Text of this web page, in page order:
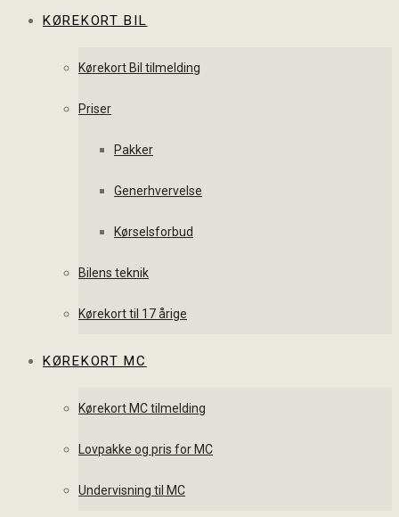
KØREKORT BIL
Kørekort Bil tilmelding
Priser
Pakker
Generhvervelse
Kørselsforbud
Bilens teknik
Kørekort til 17 årige
KØREKORT MC
Kørekort MC tilmelding
Lovpakke og pris for MC
Undervisning til MC